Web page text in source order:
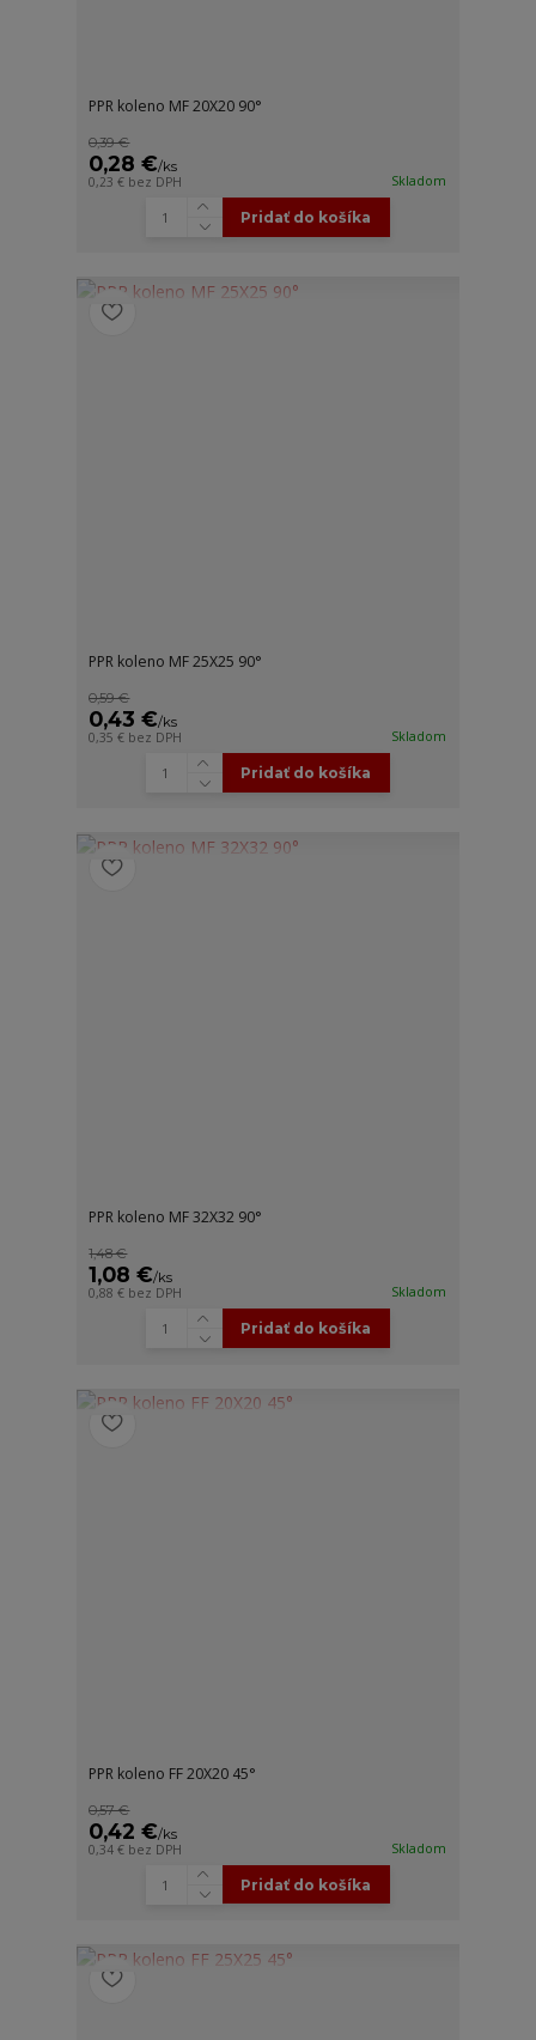
PPR koleno MF 20X20 90°
0,39 €
0,28 €/ks
0,23 € bez DPH Skladom
Pridať do košíka
PPR koleno MF 25X25 90°
0,59 €
0,43 €/ks
0,35 € bez DPH Skladom
Pridať do košíka
PPR koleno MF 32X32 90°
1,48 €
1,08 €/ks
0,88 € bez DPH Skladom
Pridať do košíka
PPR koleno FF 20X20 45°
0,57 €
0,42 €/ks
0,34 € bez DPH Skladom
Pridať do košíka